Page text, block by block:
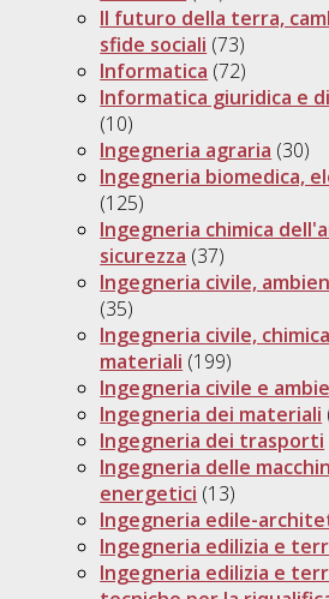
Il futuro della terra,
sfide sociali (73)
Informatica (72)
Informatica giuridica e
(10)
Ingegneria agraria (30)
Ingegneria biomedica,
(125)
Ingegneria chimica
sicurezza (37)
Ingegneria civile,
(35)
Ingegneria civile,
materiali (199)
Ingegneria civile e
Ingegneria dei materiali
Ingegneria dei trasporti
Ingegneria delle
energetici (13)
Ingegneria edile-
Ingegneria edilizia e
Ingegneria edilizia e